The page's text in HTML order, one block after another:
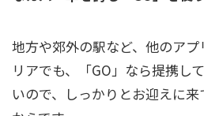
地方や郊外の駅など、他のア
リアでも、「GO」なら提携し
いので、しっかりとお迎えに